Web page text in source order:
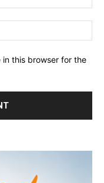
in this browser for the